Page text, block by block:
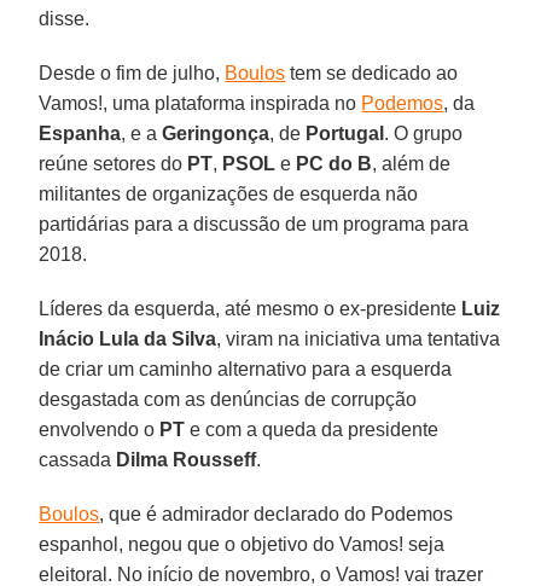
disse.
Desde o fim de julho, Boulos tem se dedicado ao
Vamos!, uma plataforma inspirada no Podemos, da
Espanha, e aGeringonça, de Portugal . O grupo
reúne setores do PT, PSOL e PC do B, além de
militantes de organizações de esquerda não
partidárias para a discussão de um programa para
2018.
Líderes da esquerda, até mesmo o ex-presidente Luiz
Inácio Lula da Silva, viram na iniciativa uma tentativa
de criar um caminho alternativo para a esquerda
desgastada com as denúncias de corrupção
envolvendo o PT e com a queda da presidente
cassada Dilma Rousseff.
Boulos, que é admirador declarado do Podemos
espanhol, negou que o objetivo do Vamos! seja
eleitoral. No início de novembro, o Vamos! vai trazer